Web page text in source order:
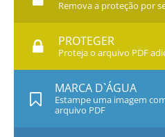
Remova a proteção por
PROTEGER
Proteja o arquivo PDF
MARCA D`ÁGUA
Estampe uma imagem
arquivo PDF